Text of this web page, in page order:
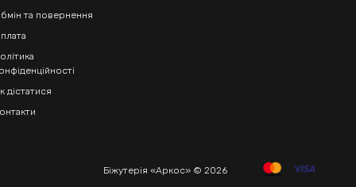
та повернення
дістатися
Біжутерія «Аркос» © 2026